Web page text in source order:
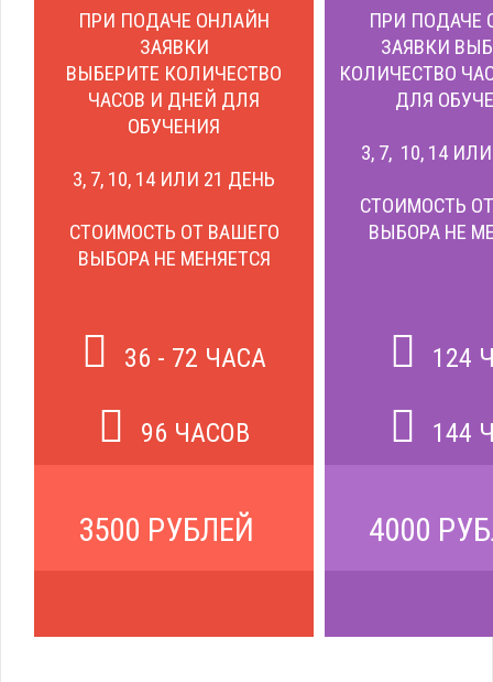
ПРИ ПОДАЧЕ ОНЛАЙН
ЗАЯВКИ
ВЫБЕРИТЕ КОЛИЧЕСТВО
ЧАСОВ И ДНЕЙ ДЛЯ
ОБУЧЕНИЯ
3, 7, 10, 14 ИЛИ 21 ДЕНЬ
СТОИМОСТЬ ОТ ВАШЕГО
ВЫБОРА НЕ МЕНЯЕТСЯ
36 - 72 ЧАСА
96 ЧАСОВ
3500 РУБЛЕЙ
ПРИ ПОДАЧЕ
ЗАЯВКИ
КОЛИЧЕСТВО
ДЛЯ
3, 7, 10, 14
СТОИМОСТЬ
ВЫБОРА НЕ
124
144
4000